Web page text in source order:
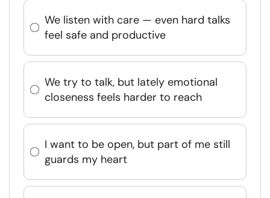
We listen with care — even hard talks
feel safe and productive
We try to talk, but lately emotional
closeness feels harder to reach
I want to be open, but part of me still
guards my heart